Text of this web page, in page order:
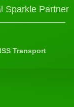
Sparkle Partner
Transport